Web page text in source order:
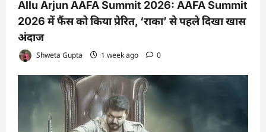
Allu Arjun AAFA Summit 2026: AAFA Summit
2026 में फैंस को किया प्रेरित, ‘राका’ से पहले दिखा खास
अंदाज
Shweta Gupta 1 week ago 0